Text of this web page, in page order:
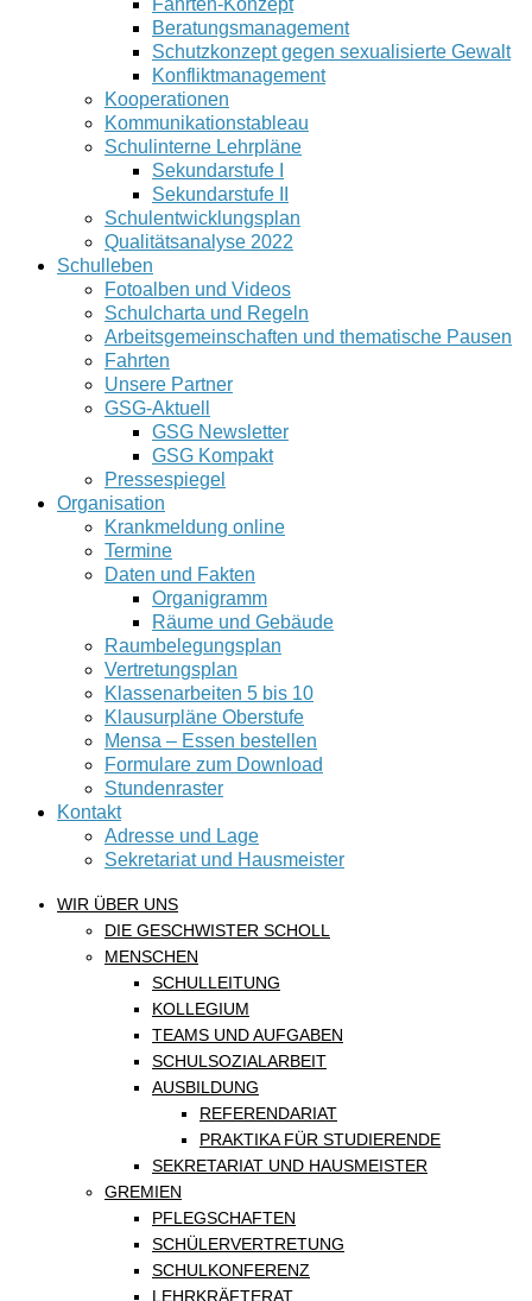
Fahrten-Konzept
Beratungsmanagement
Schutzkonzept gegen sexualisierte Gewalt
Konfliktmanagement
Kooperationen
Kommunikationstableau
Schulinterne Lehrpläne
Sekundarstufe I
Sekundarstufe II
Schulentwicklungsplan
Qualitätsanalyse 2022
Schulleben
Fotoalben und Videos
Schulcharta und Regeln
Arbeitsgemeinschaften und thematische Pausen
Fahrten
Unsere Partner
GSG-Aktuell
GSG Newsletter
GSG Kompakt
Pressespiegel
Organisation
Krankmeldung online
Termine
Daten und Fakten
Organigramm
Räume und Gebäude
Raumbelegungsplan
Vertretungsplan
Klassenarbeiten 5 bis 10
Klausurpläne Oberstufe
Mensa – Essen bestellen
Formulare zum Download
Stundenraster
Kontakt
Adresse und Lage
Sekretariat und Hausmeister
WIR ÜBER UNS
DIE GESCHWISTER SCHOLL
MENSCHEN
SCHULLEITUNG
KOLLEGIUM
TEAMS UND AUFGABEN
SCHULSOZIALARBEIT
AUSBILDUNG
REFERENDARIAT
PRAKTIKA FÜR STUDIERENDE
SEKRETARIAT UND HAUSMEISTER
GREMIEN
PFLEGSCHAFTEN
SCHÜLERVERTRETUNG
SCHULKONFERENZ
LEHRKRÄFTERAT